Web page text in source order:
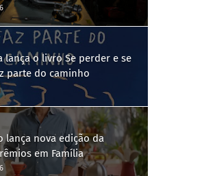
lança o livro Se perder e se
parte do caminho
lança nova edição da
em Família